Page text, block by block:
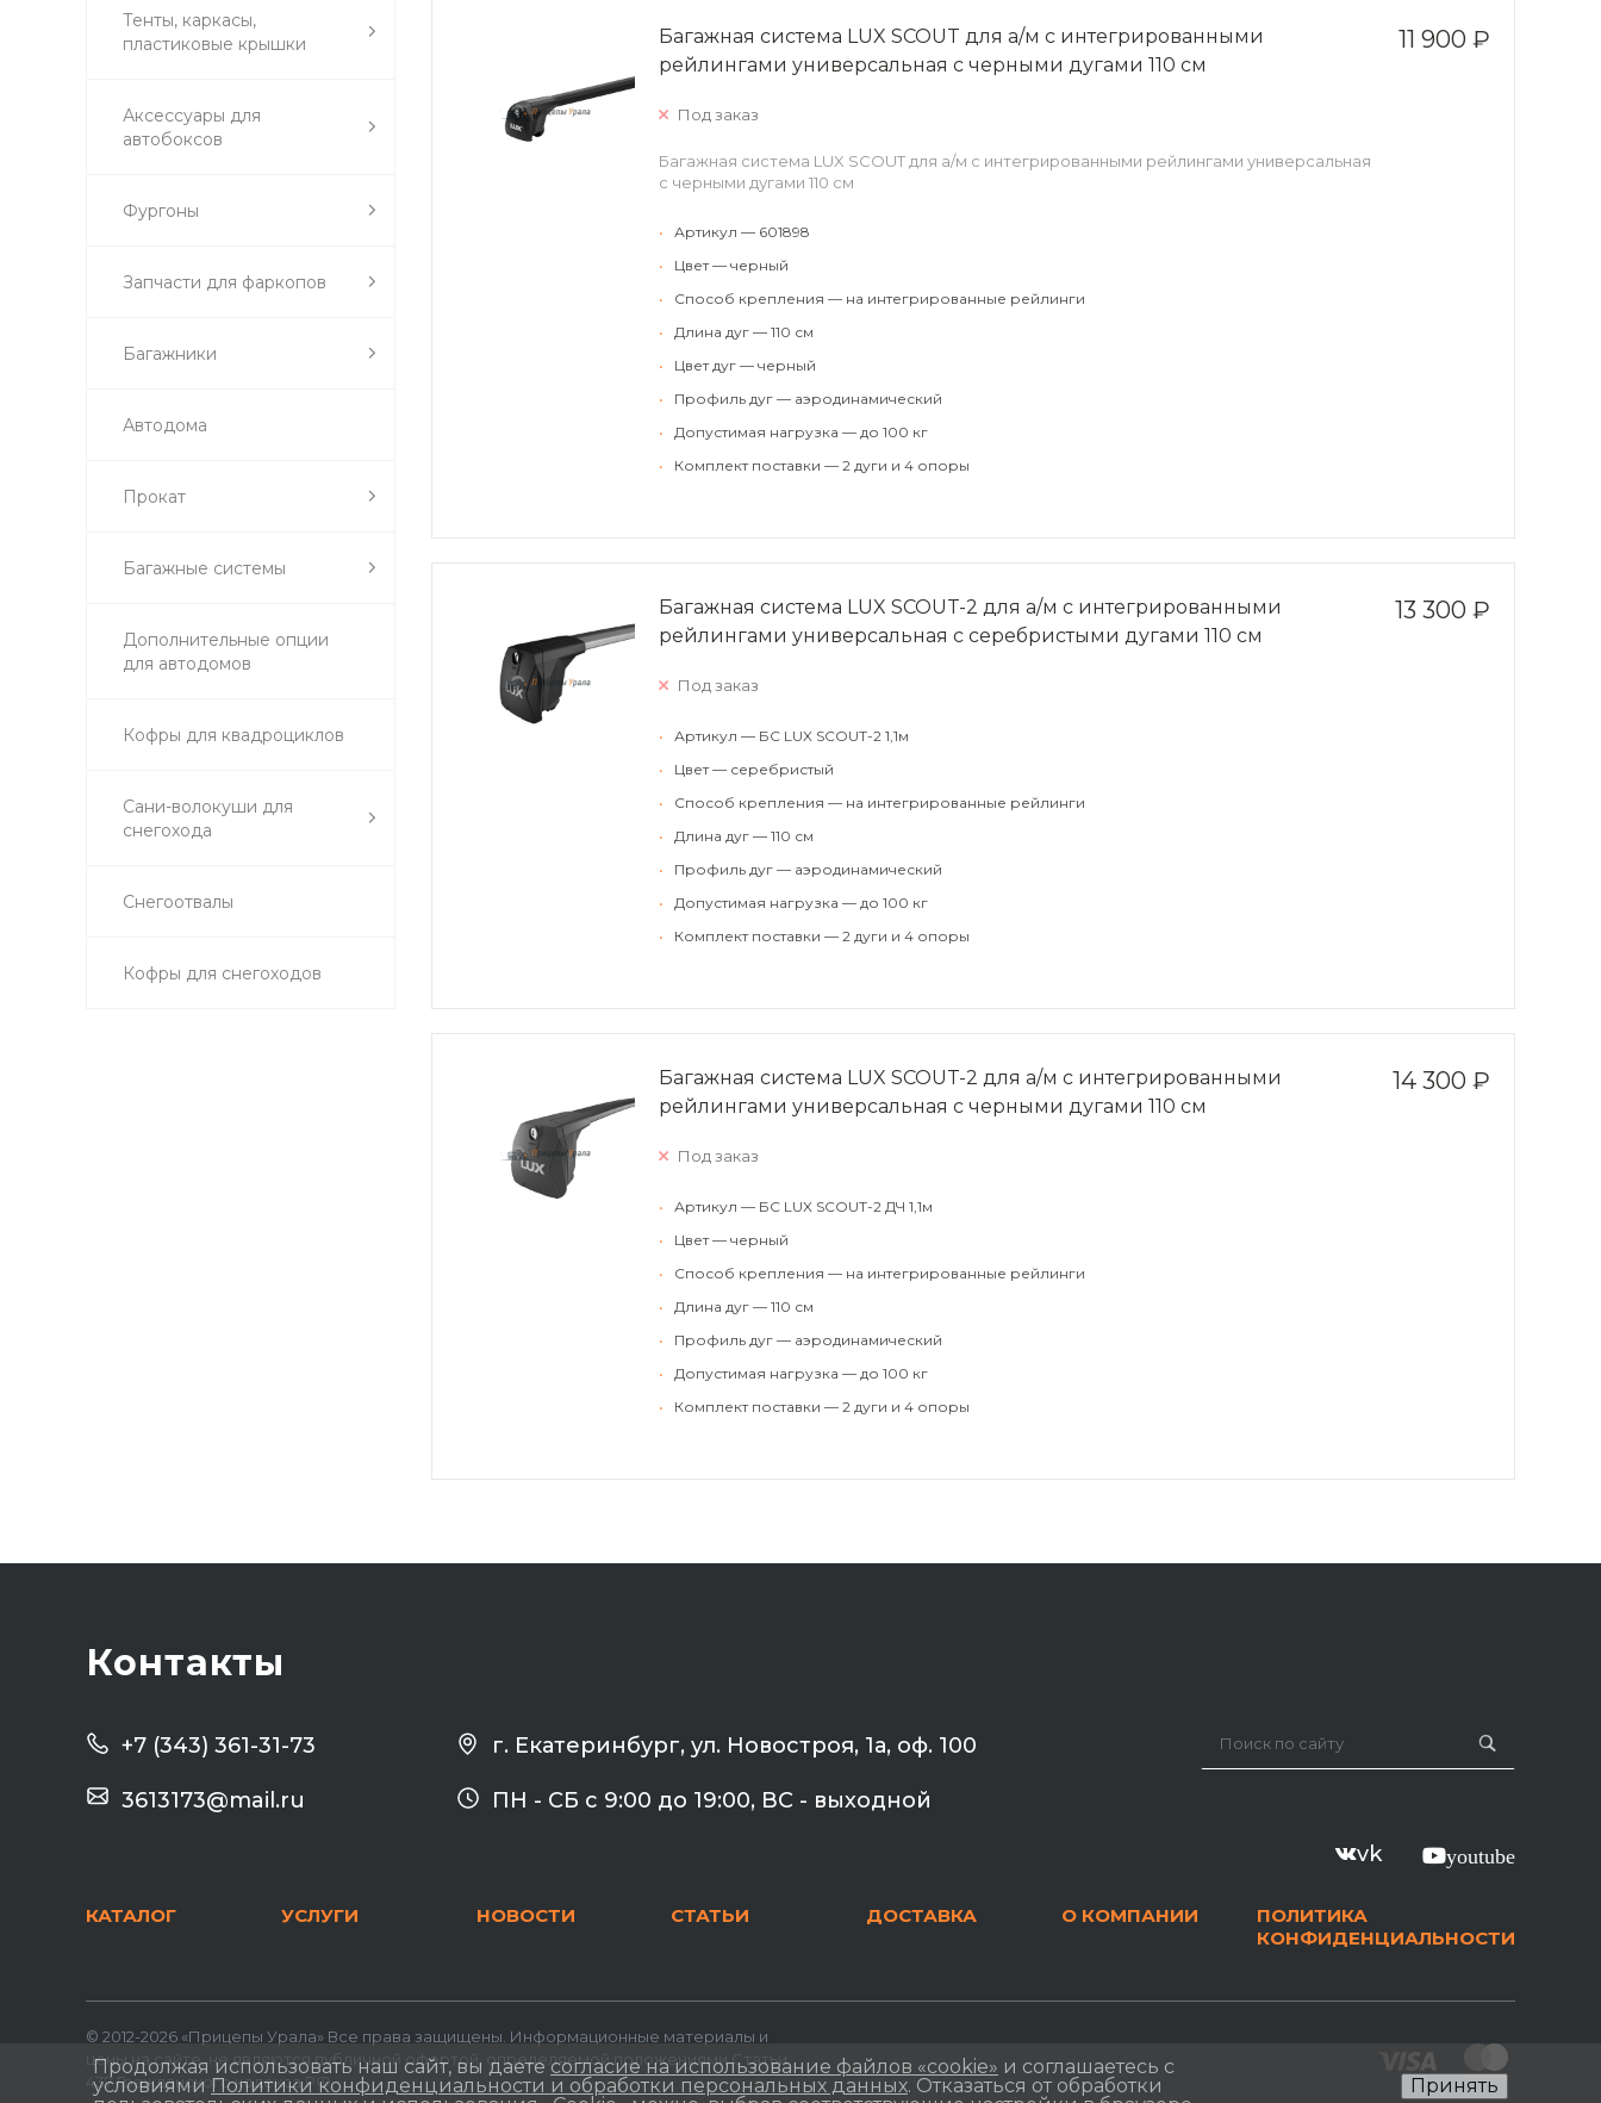
Тенты, каркасы,
пластиковые крышки
Аксессуары для
автобоксов
Фургоны
Запчасти для фаркопов
Багажники
Автодома
Прокат
Багажные системы
Дополнительные опции
для автодомов
Кофры для квадроциклов
Сани-волокуши для
снегохода
Снегоотвалы
Кофры для снегоходов
11 900 ₽
Багажная система LUX SCOUT для а/м с интегрированными
рейлингами универсальная с черными дугами 110 см
Под заказ
Багажная система LUX SCOUT для а/м с интегрированными рейлингами универсальная
с черными дугами 110 см
•
Артикул — 601898
•
Цвет — черный
•
Способ крепления — на интегрированные рейлинги
•
Длина дуг — 110 см
•
Цвет дуг — черный
•
Профиль дуг — аэродинамический
•
Допустимая нагрузка — до 100 кг
•
Комплект поставки — 2 дуги и 4 опоры
13 300 ₽
Багажная система LUX SCOUT-2 для а/м с интегрированными
рейлингами универсальная с серебристыми дугами 110 см
Под заказ
•
Артикул — БС LUX SCOUT-2 1,1м
•
Цвет — серебристый
•
Способ крепления — на интегрированные рейлинги
•
Длина дуг — 110 см
•
Профиль дуг — аэродинамический
•
Допустимая нагрузка — до 100 кг
•
Комплект поставки — 2 дуги и 4 опоры
14 300 ₽
Багажная система LUX SCOUT-2 для а/м с интегрированными
рейлингами универсальная с черными дугами 110 см
Под заказ
•
Артикул — БС LUX SCOUT-2 ДЧ 1,1м
•
Цвет — черный
•
Способ крепления — на интегрированные рейлинги
•
Длина дуг — 110 см
•
Профиль дуг — аэродинамический
•
Допустимая нагрузка — до 100 кг
•
Комплект поставки — 2 дуги и 4 опоры
Контакты
+7 (343) 361-31-73 г. Екатеринбург, ул. Новостроя, 1а, оф. 100
3613173@mail.ru ПН - СБ с 9:00 до 19:00, ВС - выходной
vk youtube
КАТАЛОГ УСЛУГИ НОВОСТИ СТАТЬИ ДОСТАВКА О КОМПАНИИ
ПОЛИТИКА
КОНФИДЕНЦИАЛЬНОСТИ
© 2012-2026 «Прицепы Урала» Все права защищены. Информационные материалы и
цены на сайте, не являются публичной офертой, определяемой положениями Статьи
437 Гражданского кодекса РФ.
Продолжая использовать наш сайт, вы даетесогласие на использование файлов «cookie» и соглашаетесь с
условиями Политики конфиденциальности и обработки персональных данных. Отказаться от обработки
Принять